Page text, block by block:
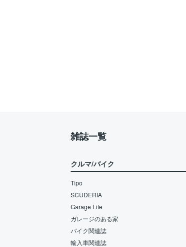
雑誌一覧
クルマ/バイク
Tipo
SCUDERIA
Garage Life
ガレージのある家
バイク関連誌
輸入車関連誌